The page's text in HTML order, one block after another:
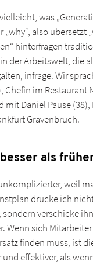
was
„why“, also übersetzt
hinterfragen
der Arbeitswelt, die
infrage. Wir
Chefin im Restaurant
mit Daniel Pause
Gravenbruch.
als
weil
drucke ich
verschicke
Wenn sich
finden muss, ist
effektiver, als